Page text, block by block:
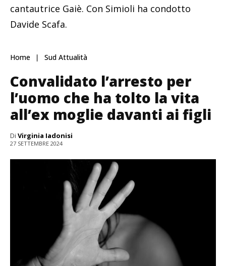
cantautrice Gaiè. Con Simioli ha condotto
Davide Scafa.
Home Sud Attualità
Convalidato l’arresto per
l’uomo che ha tolto la vita
all’ex moglie davanti ai figli
Di Virginia Iadonisi
27 SETTEMBRE 2024